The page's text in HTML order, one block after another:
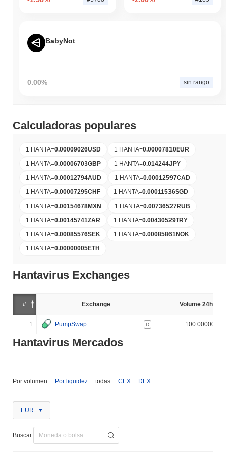
BabyNot
0.00% sin rango
Calculadoras populares
1 HANTA=0.00009026USD 1 HANTA=0.00007810EUR
1 HANTA=0.00006703GBP 1 HANTA=0.014244JPY
1 HANTA=0.00012794AUD 1 HANTA=0.00012597CAD
1 HANTA=0.00007295CHF 1 HANTA=0.00011536SGD
1 HANTA=0.00154678MXN 1 HANTA=0.00736527RUB
1 HANTA=0.00145741ZAR 1 HANTA=0.00430529TRY
1 HANTA=0.00085576SEK 1 HANTA=0.00085861NOK
1 HANTA=0.00000005ETH
Hantavirus Exchanges
# Exchange Volume 24h (%)
1 PumpSwap D 100.000000%
Hantavirus Mercados
Por volumen Por liquidez todas CEX DEX
EUR
Buscar